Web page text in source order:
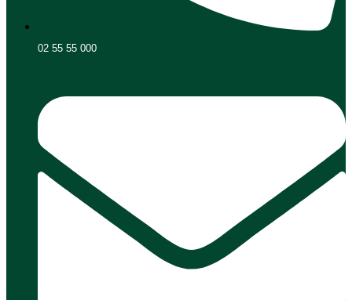
02 55 55 000